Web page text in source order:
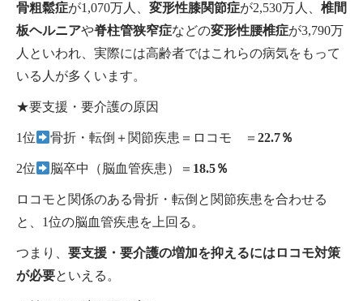
骨粗鬆症が1,070万人、 変形性膝関節症が2,530万人、 椎間
板ヘルニアや脊柱管狭窄症などの変形性腰椎症が3,790万
人といわれ、実際には高齢者ではこれらの病気をもって
いる人が多くいます。
★要支援・要介護の原因
1位 骨折・転倒＋関節疾患＝ロコモ ＝22.7％
2位 脳卒中（脳血管疾患）＝ 18.5％
ロコモと関係のある骨折・転倒と関節疾患を合わせる
と、1位の脳血管疾患を上回る。
つまり、 要支援・要介護の増加を抑えるにはロコモ対策
が必要といえる。